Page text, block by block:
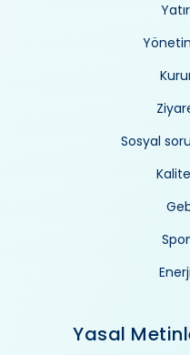
Sosyal
Yasal